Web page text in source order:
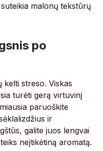
malonų tekstūrų
po
kelti streso. Viskas
turėti gerą virtuvinį
paruoškite
ir
galite juos lengvai
neįtikėtiną aromatą.